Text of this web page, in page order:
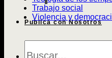
Publica con Nosotros
de
Trabajo social
Violencia y